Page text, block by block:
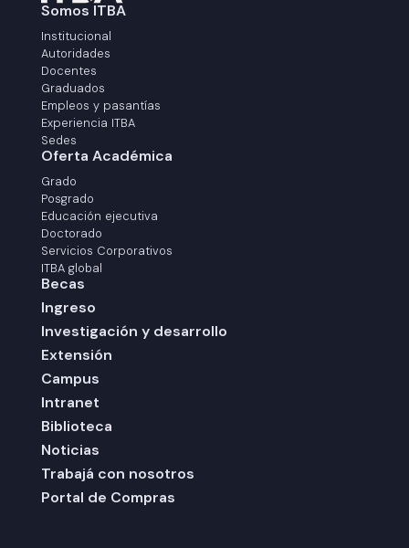
Somos ITBA
Institucional
Autoridades
Docentes
Graduados
Empleos y pasantías
Experiencia ITBA
Sedes
Oferta Académica
Grado
Posgrado
Educación ejecutiva
Doctorado
Servicios Corporativos
ITBA global
Becas
Ingreso
Investigación y desarrollo
Extensión
Campus
Intranet
Biblioteca
Noticias
Trabajá con nosotros
Portal de Compras